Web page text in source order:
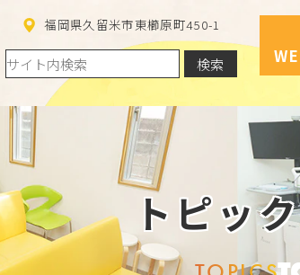
福岡県久留米市東櫛原町450-1
検索
トピッ